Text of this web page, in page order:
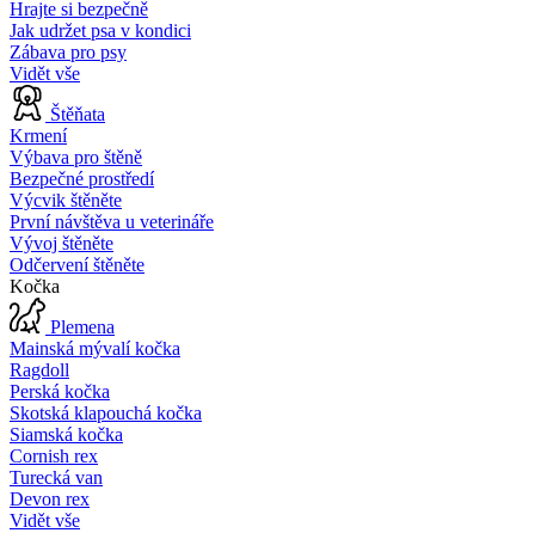
Hrajte si bezpečně
Jak udržet psa v kondici
Zábava pro psy
Vidět vše
Štěňata
Krmení
Výbava pro štěně
Bezpečné prostředí
Výcvik štěněte
První návštěva u veterináře
Vývoj štěněte
Odčervení štěněte
Kočka
Plemena
Mainská mývalí kočka
Ragdoll
Perská kočka
Skotská klapouchá kočka
Siamská kočka
Cornish rex
Turecká van
Devon rex
Vidět vše